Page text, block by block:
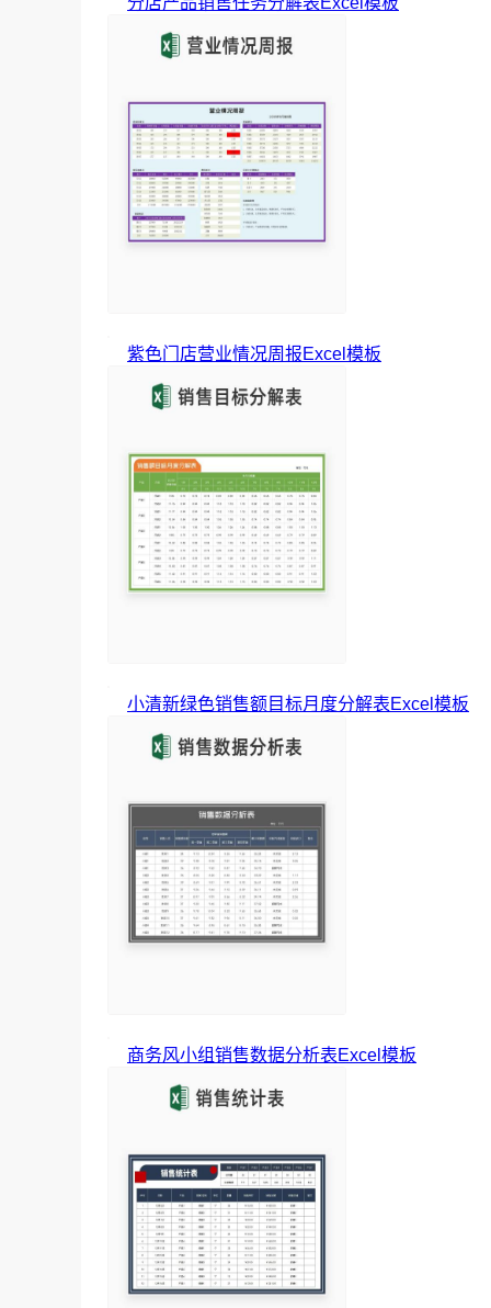
紫色门店营业情况周报Excel模板
小清新绿色销售额目标月度分解表Excel模板
商务风小组销售数据分析表Excel模板